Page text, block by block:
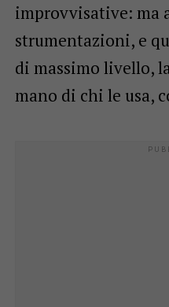
improvvisative: ma
strumentazioni, e
di massimo livello,
mano di chi le usa,